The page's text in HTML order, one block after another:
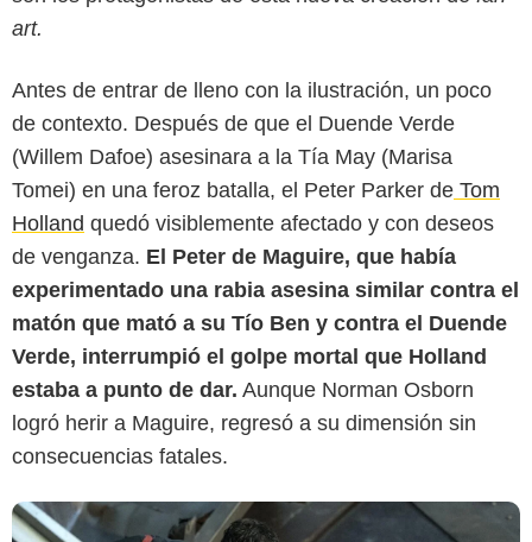
art.
Antes de entrar de lleno con la ilustración, un poco
de contexto. Después de que el Duende Verde
(Willem Dafoe) asesinara a la Tía May (Marisa
Tomei) en una feroz batalla, el Peter Parker de Tom
Holland quedó visiblemente afectado y con deseos
de venganza. El Peter de Maguire, que había
experimentado una rabia asesina similar contra el
matón que mató a su Tío Ben y contra el Duende
Verde, interrumpió el golpe mortal que Holland
estaba a punto de dar. Aunque Norman Osborn
logró herir a Maguire, regresó a su dimensión sin
consecuencias fatales.
Los Angeles Times